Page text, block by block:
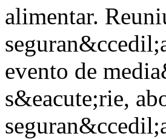
alimentar.
evento de
s&eacute;rie,